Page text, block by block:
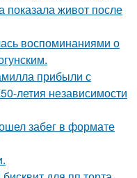
показала живот после
воспоминаниями о
прибыли с
летия независимости
забег в формате